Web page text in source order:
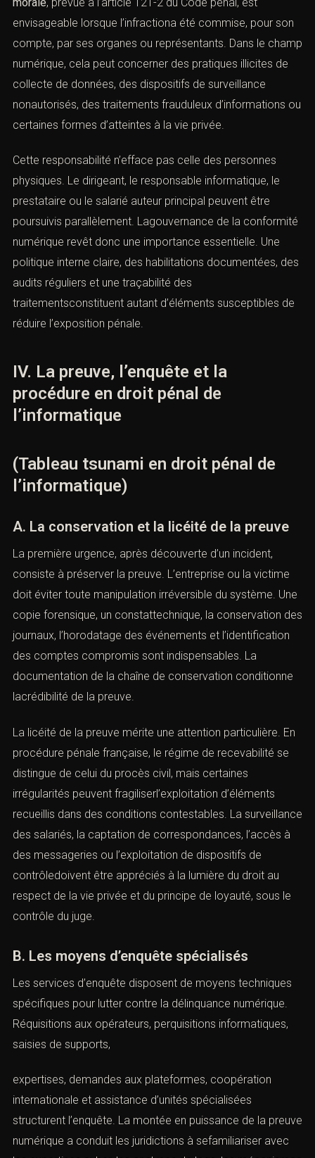
correspondances techniques et les recoupements
transfrontaliers. Le caractère international du
cybercontentieux rend décisive la coopération judiciaire
européenne etinternationale.
C. La responsabilité pénale de la personne
morale
L’entreprise peut être victime, mais elle peut aussi être
mise en cause. Laresponsabilité pénale de la personne
morale, prévue à l’article121-2 du Code pénal, est
envisageable lorsque l’infractiona été commise, pour
son compte, par ses organes ou représentants. Dans le
champ numérique, cela peut concerner des pratiques
illicites de collecte de données, des dispositifs de
surveillance nonautorisés, des traitements frauduleux
d’informations ou certaines formes d’atteintes à la vie
Cette responsabilité n’efface pas celle des personnes
physiques. Le dirigeant, le responsable informatique, le
prestataire ou le salarié auteur principal peuvent être
conformité numérique revêt donc une importance
essentielle. Une politique interne claire, des habilitations
traitementsconstituent autant d’éléments susceptibles
IV. La preuve, l’enquête et la
procédure en droit pénal de
l’informatique
(Tableau tsunami en droit pénal de
l’informatique)
A. La conservation et la licéité de la preuve
La première urgence, après découverte d’un incident,
consiste à préserver la preuve. L’entreprise ou la victime
doit éviter toute manipulation irréversible du système.
Une copie forensique, un constattechnique, la
conservation des journaux, l’horodatage des
événements et l’identification des comptes compromis
sont indispensables. La documentation de la chaîne de
conservation conditionne lacrédibilité de la preuve.
La licéité de la preuve mérite une attention particulière.
se distingue de celui du procès civil, mais certaines
irrégularités peuvent fragiliserl’exploitation d’éléments
recueillis dans des conditions contestables. La
surveillance des salariés, la captation de
correspondances, l’accès à des messageries ou
l’exploitation de dispositifs de contrôledoivent être
appréciés à la lumière du droit au respect de la vie
privée et du principe de loyauté, sous le contrôle du juge.